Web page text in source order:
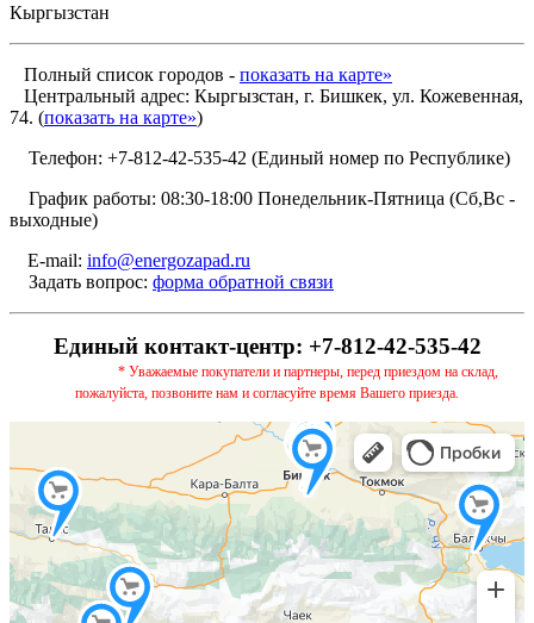
Кыргызстан
Полный список городов - показать на карте»
Центральный адрес: Кыргызстан, г. Бишкек, ул. Кожевенная,
74. (показать на карте»)
Телефон: +7-812-42-535-42 (Единый номер по Республике)
График работы: 08:30-18:00 Понедельник-Пятница (Сб,Вс -
выходные)
E-mail: info@energozapad.ru
Задать вопрос: форма обратной связи
Единый контакт-центр: +7-812-42-535-42
* Уважаемые покупатели и партнеры, перед приездом на склад,
пожалуйста, позвоните нам и согласуйте время Вашего приезда.